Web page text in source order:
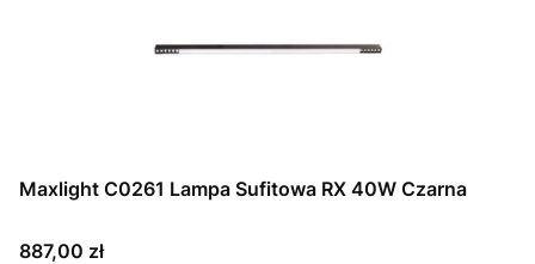
Maxlight C0261 Lampa Sufitowa RX 40W Czarna
Cena
887,00 zł